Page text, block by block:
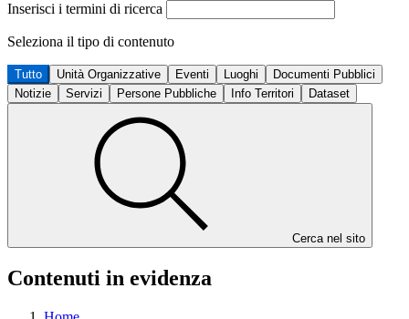
Inserisci i termini di ricerca
Seleziona il tipo di contenuto
Tutto Unità Organizzative Eventi Luoghi
Documenti Pubblici
Notizie
Servizi Persone Pubbliche Info Territori Dataset
Cerca nel sito
Contenuti in evidenza